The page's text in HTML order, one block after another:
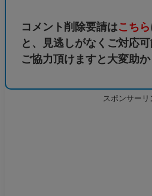
コメント削除要請はこちら
と、見逃しがなくご対応可
ご協力頂けますと大変助か
スポンサーリ